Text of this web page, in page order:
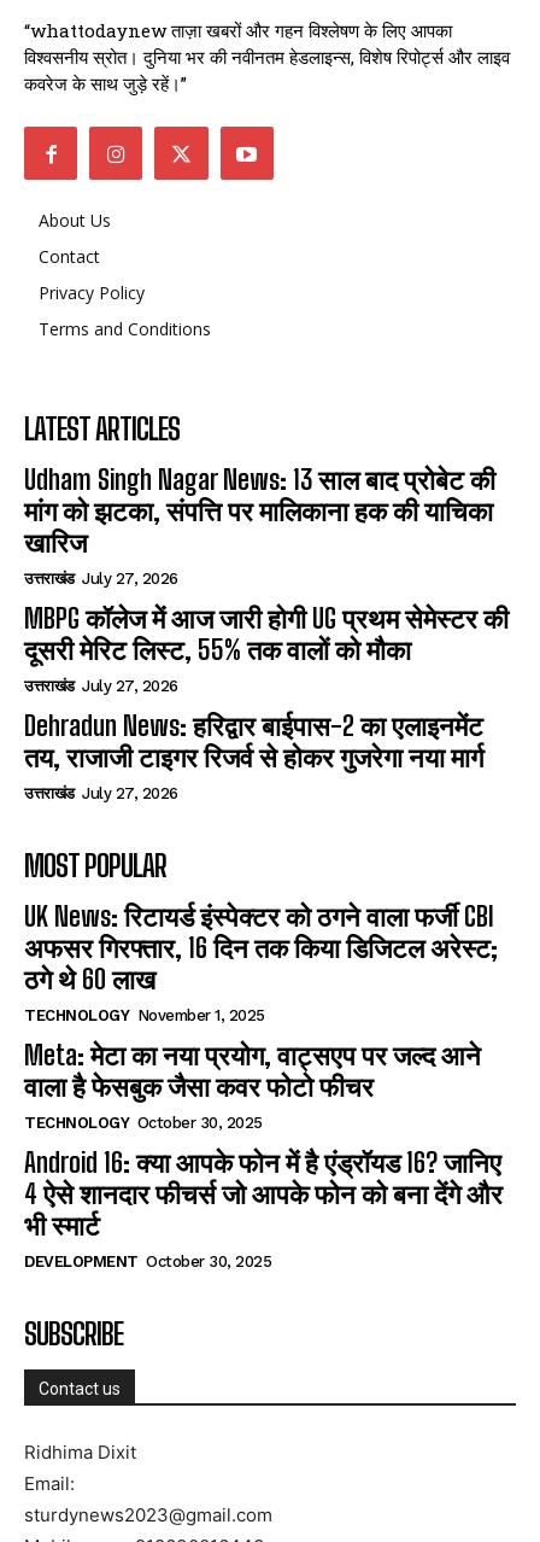
“whattodaynew ताज़ा खबरों और गहन विश्लेषण के लिए आपका
विश्वसनीय स्रोत। दुनिया भर की नवीनतम हेडलाइन्स, विशेष रिपोर्ट्स और लाइव
कवरेज के साथ जुड़े रहें।”
About Us
Contact
Privacy Policy
Terms and Conditions
LATEST ARTICLES
Udham Singh Nagar News: 13 साल बाद प्रोबेट की
मांग को झटका, संपत्ति पर मालिकाना हक की याचिका
खारिज
उत्तराखंड July 27, 2026
MBPG कॉलेज में आज जारी होगी UG प्रथम सेमेस्टर की
दूसरी मेरिट लिस्ट, 55% तक वालों को मौका
उत्तराखंड July 27, 2026
Dehradun News: हरिद्वार बाईपास-2 का एलाइनमेंट
तय, राजाजी टाइगर रिजर्व से होकर गुजरेगा नया मार्ग
उत्तराखंड July 27, 2026
MOST POPULAR
UK News: रिटायर्ड इंस्पेक्टर को ठगने वाला फर्जी CBI
अफसर गिरफ्तार, 16 दिन तक किया डिजिटल अरेस्ट;
ठगे थे 60 लाख
TECHNOLOGY November 1, 2025
Meta: मेटा का नया प्रयोग, वाट्सएप पर जल्द आने
वाला है फेसबुक जैसा कवर फोटो फीचर
TECHNOLOGY October 30, 2025
Android 16: क्या आपके फोन में है एंड्रॉयड 16? जानिए
4 ऐसे शानदार फीचर्स जो आपके फोन को बना देंगे और
भी स्मार्ट
DEVELOPMENT October 30, 2025
SUBSCRIBE
Contact us
Ridhima Dixit
Email:
sturdynews2023@gmail.com